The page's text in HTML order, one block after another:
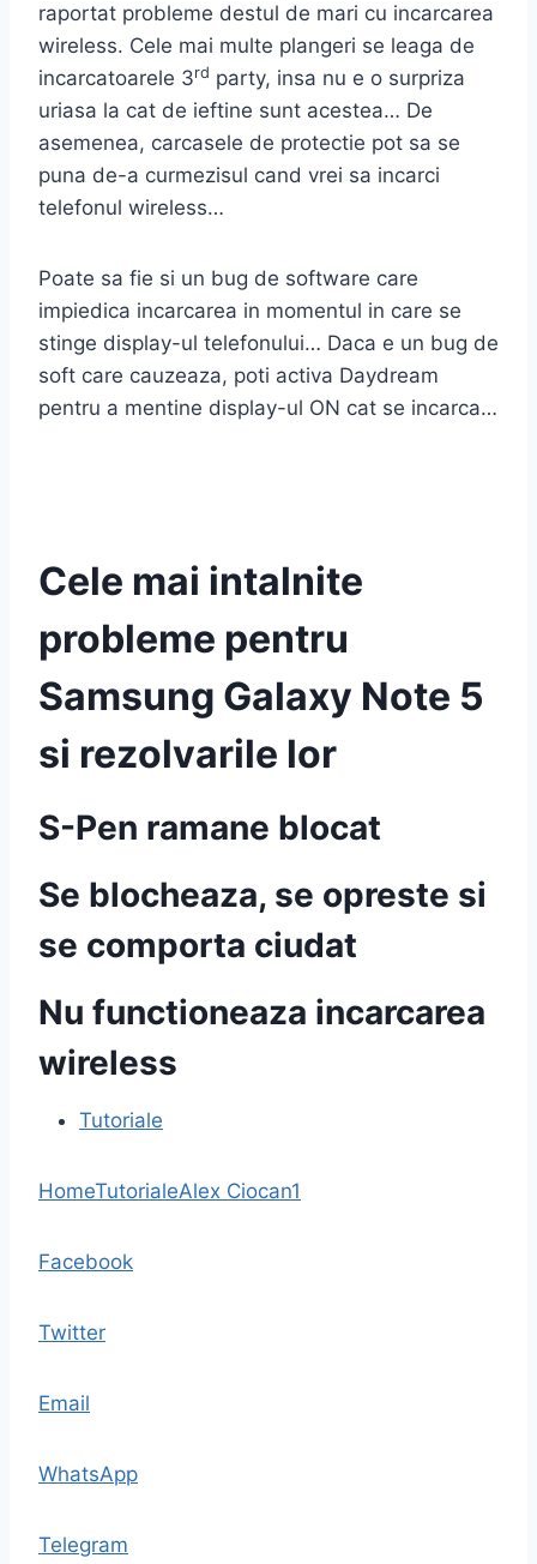
raportat probleme destul de mari cu incarcarea
wireless. Cele mai multe plangeri se leaga de
incarcatoarele 3rd party, insa nu e o surpriza
uriasa la cat de ieftine sunt acestea… De
asemenea, carcasele de protectie pot sa se
puna de-a curmezisul cand vrei sa incarci
telefonul wireless…
Poate sa fie si un bug de software care
impiedica incarcarea in momentul in care se
stinge display-ul telefonului… Daca e un bug de
soft care cauzeaza, poti activa Daydream
pentru a mentine display-ul ON cat se incarca…
Cele mai intalnite
probleme pentru
Samsung Galaxy Note 5
si rezolvarile lor
S-Pen ramane blocat
Se blocheaza, se opreste si
se comporta ciudat
Nu functioneaza incarcarea
wireless
Tutoriale
HomeTutorialeAlex Ciocan1
Facebook
Twitter
Email
WhatsApp
Telegram